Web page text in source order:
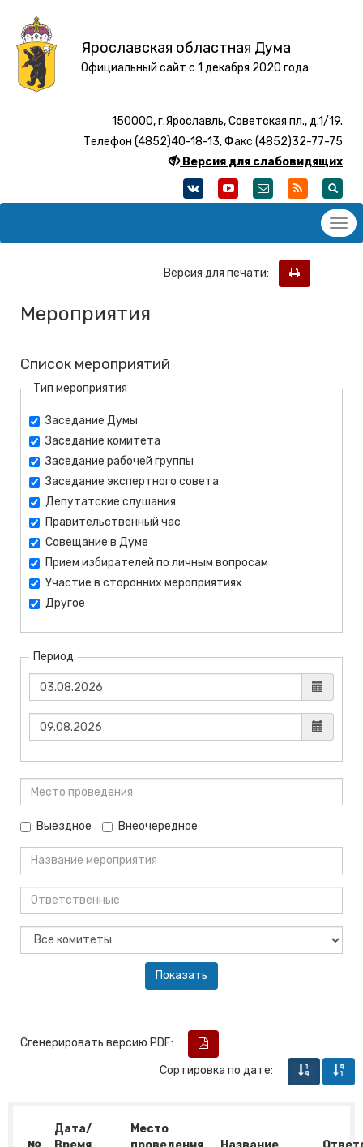
Ярославская областная Дума
Официальный сайт с 1 декабря 2020 года
150000, г.Ярославль, Советская пл., д.1/19.
Телефон (4852)40-18-13, Факс (4852)32-77-75
Версия для слабовидящих
Версия для печати:
Мероприятия
Список мероприятий
Тип мероприятия
Заседание Думы
Заседание комитета
Заседание рабочей группы
Заседание экспертного совета
Депутатские слушания
Правительственный час
Совещание в Думе
Прием избирателей по личным вопросам
Участие в сторонних мероприятиях
Другое
Период
Выездное Внеочередное
Сгенерировать версию PDF:
Сортировка по дате:
Дата/
Место